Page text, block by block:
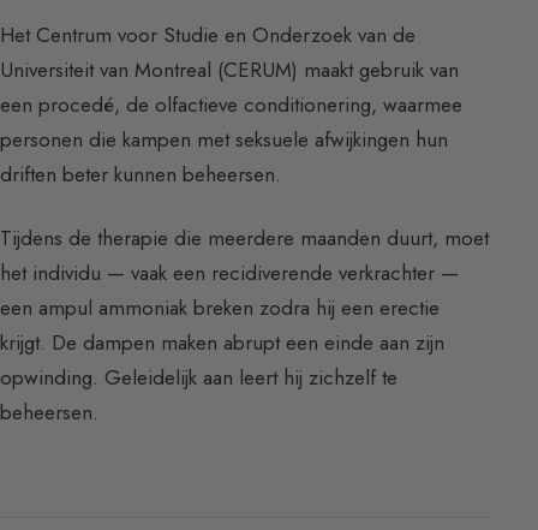
Het Centrum voor Studie en Onderzoek van de
Universiteit van Montreal (CERUM) maakt gebruik van
een procedé, de olfactieve conditionering, waarmee
personen die kampen met seksuele afwijkingen hun
driften beter kunnen beheersen.
Tijdens de therapie die meerdere maanden duurt, moet
het individu — vaak een recidiverende verkrachter —
een ampul ammoniak breken zodra hij een erectie
krijgt. De dampen maken abrupt een einde aan zijn
opwinding. Geleidelijk aan leert hij zichzelf te
beheersen.